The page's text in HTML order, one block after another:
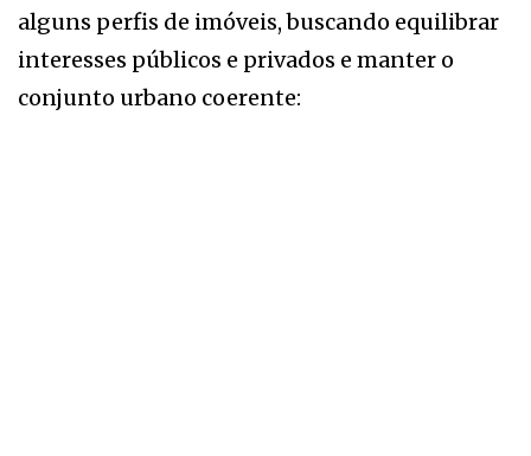
alguns perfis de imóveis, buscando equilibrar
interesses públicos e privados e manter o
conjunto urbano coerente: